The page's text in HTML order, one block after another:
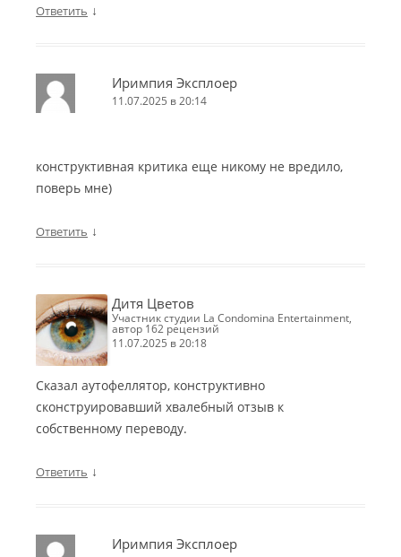
Ответить ↓
Иримпия Эксплоер
11.07.2025 в 20:14
конструктивная критика еще никому не вредило,
поверь мне)
Ответить ↓
Дитя Цветов
участник студии La Condomina Entertainment,
автор 162 рецензий
11.07.2025 в 20:18
Сказал аутофеллятор, конструктивно
сконструировавший хвалебный отзыв к
собственному переводу.
Ответить ↓
Иримпия Эксплоер